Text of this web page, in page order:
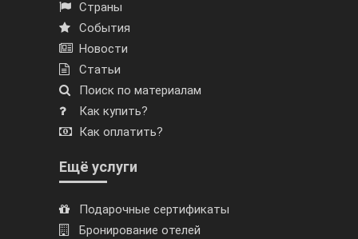
Страны
События
Новости
Статьи
Поиск по материалам
Как купить?
Как оплатить?
Ещё услуги
Подарочные сертификаты
Бронирование отелей